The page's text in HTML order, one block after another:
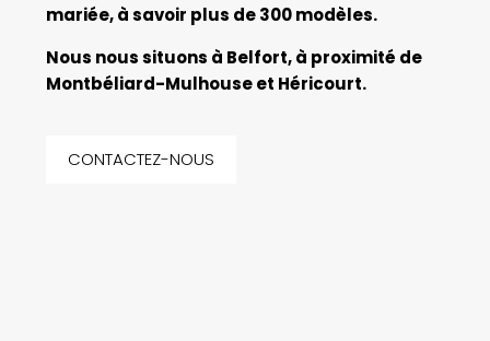
mariée, à savoir plus de 300 modèles.
Nous nous situons à Belfort, à proximité de
Montbéliard-Mulhouse et Héricourt.
CONTACTEZ-NOUS